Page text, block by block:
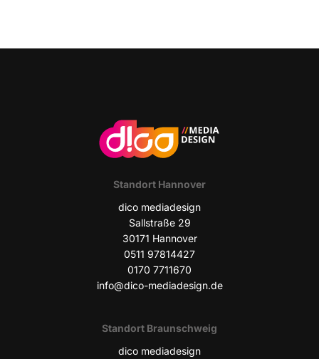
Stand­ort Hannover
dico media­de­sign
Sall­stra­ße 29
30171 Han­no­ver
0511 97814427
0170 7711670
info@dico-mediadesign.de
Stand­ort Braunschweig
dico media­de­sign